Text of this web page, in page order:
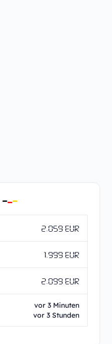
2.059 EUR
1.999 EUR
2.099 EUR
vor 3 Minuten
vor 3 Stunden